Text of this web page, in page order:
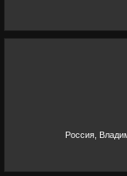
Россия,